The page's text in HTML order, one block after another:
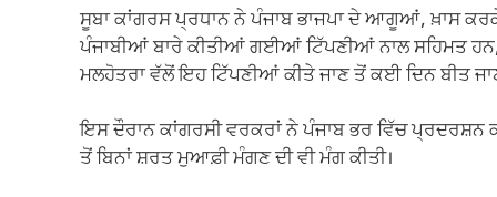
ਸੂਬਾ ਕਾਂਗਰਸ ਪ੍ਰਧਾਨ ਨੇ ਪੰਜਾਬ ਭਾਜਪਾ ਦੇ ਆਗੂਆਂ, ਖ਼ਾਸ
ਪੰਜਾਬੀਆਂ ਬਾਰੇ ਕੀਤੀਆਂ ਗਈਆਂ ਟਿੱਪਣੀਆਂ ਨਾਲ ਸਹਿਮਤ ਹਨ,
ਮਲਹੋਤਰਾ ਵੱਲੋਂ ਇਹ ਟਿੱਪਣੀਆਂ ਕੀਤੇ ਜਾਣ ਤੋਂ ਕਈ ਦਿਨ ਬੀਤ
ਇਸ ਦੌਰਾਨ ਕਾਂਗਰਸੀ ਵਰਕਰਾਂ ਨੇ ਪੰਜਾਬ ਭਰ ਵਿੱਚ ਪ੍ਰਦਰਸ਼ਨ
ਤੋਂ ਬਿਨਾਂ ਸ਼ਰਤ ਮੁਆਫ਼ੀ ਮੰਗਣ ਦੀ ਵੀ ਮੰਗ ਕੀਤੀ।